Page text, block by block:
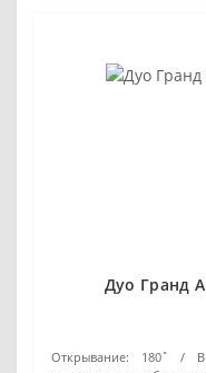
Дуо Гранд
Открывание:
180˚